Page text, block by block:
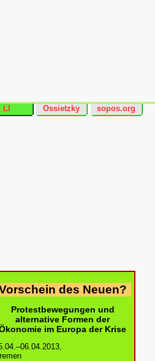
sopos.org
Ossietzky
LI
des Neuen?
Protestbewegungen und
alternative Formen der
im Europa der Krise